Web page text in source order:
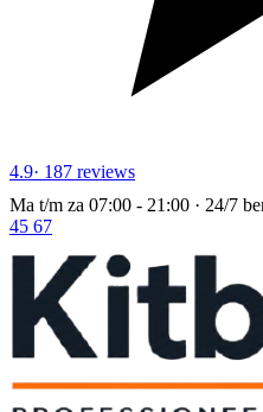
4.9· 187 reviews
Ma t/m za 07:00 - 21:00 · 24/7
45 67